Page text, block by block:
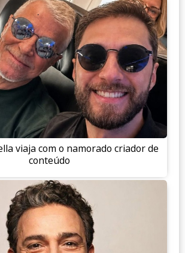
viaja com o namorado criador de
conteúdo